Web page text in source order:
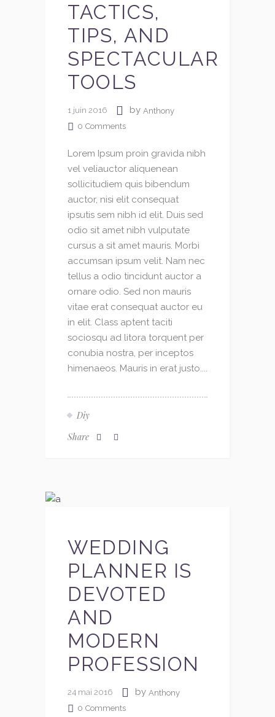
TACTICS,
TIPS, AND
SPECTACULAR
TOOLS
1 juin 2016 by Anthony
0 Comments
Lorem Ipsum proin gravida nibh
vel veliauctor aliquenean
sollicitudiem quis bibendum
auctor, nisi elit consequat
ipsutis sem nibh id elit. Duis sed
odio sit amet nibh vulputate
cursus a sit amet mauris. Morbi
accumsan ipsum velit. Nam nec
tellus a odio tincidunt auctor a
ornare odio. Sed non mauris
vitae erat consequat auctor eu
in elit. Class aptent taciti
sociosqu ad litora torquent per
conubia nostra, per inceptos
himenaeos. Mauris in erat justo....
Diy
Share
WEDDING
PLANNER IS
DEVOTED
AND
MODERN
PROFESSION
24 mai 2016 by Anthony
0 Comments